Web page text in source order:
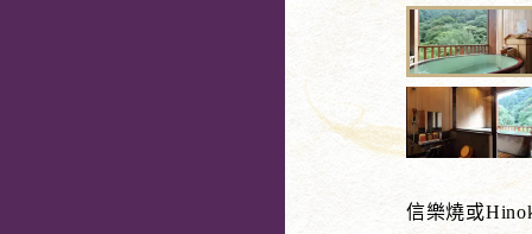
信樂燒或